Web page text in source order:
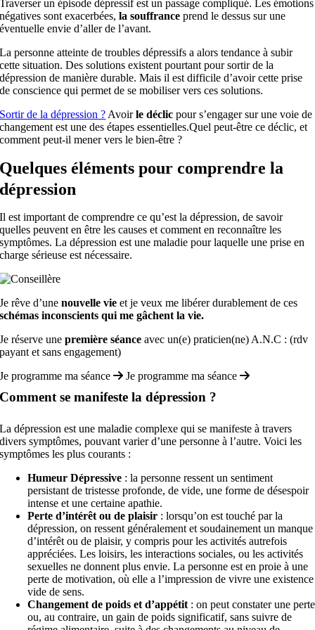
Traverser un épisode dépressif est un passage compliqué. Les émotions
négatives sont exacerbées,la souffrance prend le dessus sur une
éventuelle envie d’aller de l’avant.
La personne atteinte de troubles dépressifs a alors tendance à subir
cette situation. Des solutions existent pourtant pour sortir de la
dépression de manière durable. Mais il est difficile d’avoir cette prise
de conscience qui permet de se mobiliser vers ces solutions.
Sortir de la dépression ? Avoirle déclic pour s’engager sur une voie de
changement est une des étapes essentielles.Quel peut-être ce déclic, et
comment peut-il mener vers le bien-être ?
Quelques éléments pour comprendre la
dépression
Il est important de comprendre ce qu’est la dépression, de savoir
quelles peuvent en être les causes et comment en reconnaître les
symptômes. La dépression est une maladie pour laquelle une prise en
charge sérieuse est nécessaire.
Je rêve d’unenouvelle vie et je veux me libérer durablement de ces
schémas inconscients qui me gâchent la vie.
Je réserve unepremière séance avec un(e) praticien(ne) A.N.C : (rdv
payant et sans engagement)
Je programme ma séance
Je programme ma séance
Comment se manifeste la dépression ?
La dépression est une maladie complexe qui se manifeste à travers
divers symptômes, pouvant varier d’une personne à l’autre. Voici les
symptômes les plus courants :
Humeur Dépressive : la personne ressent un sentiment
persistant de tristesse profonde, de vide, une forme de désespoir
intense et une certaine apathie.
Perte d’intérêt ou de plaisir : lorsqu’on est touché par la
dépression, on ressent généralement et soudainement un manque
d’intérêt ou de plaisir, y compris pour les activités autrefois
appréciées. Les loisirs, les interactions sociales, ou les activités
sexuelles ne donnent plus envie. La personne est en proie à une
perte de motivation, où elle a l’impression de vivre une existence
vide de sens.
Changement de poids et d’appétit : on peut constater une perte
ou, au contraire, un gain de poids significatif, sans suivre de